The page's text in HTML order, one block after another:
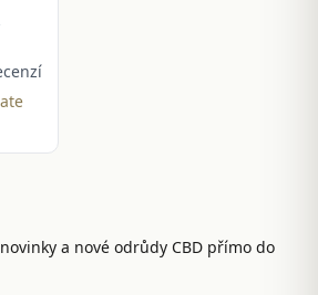
a nové odrůdy CBD přímo do